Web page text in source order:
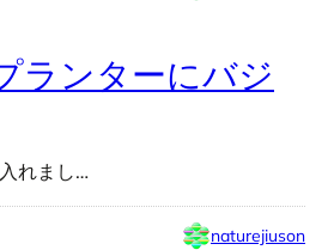
ランターにバジ
れまし…
naturejiuson